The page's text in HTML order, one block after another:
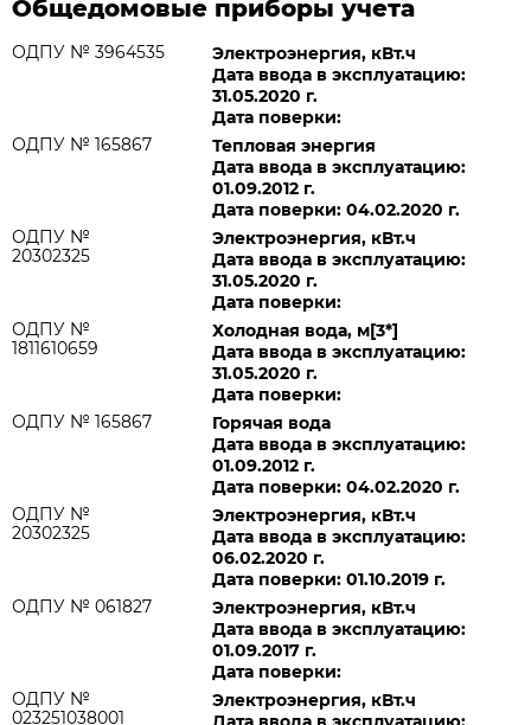
Общедомовые приборы учета
ОДПУ № 3964535
Электроэнергия, кВт.ч
Дата ввода в эксплуатацию:
31.05.2020 г.
Дата поверки:
ОДПУ № 165867
Тепловая энергия
Дата ввода в эксплуатацию:
01.09.2012 г.
Дата поверки: 04.02.2020 г.
ОДПУ №
20302325
Электроэнергия, кВт.ч
Дата ввода в эксплуатацию:
31.05.2020 г.
Дата поверки:
ОДПУ №
1811610659
Холодная вода, м[3*]
Дата ввода в эксплуатацию:
31.05.2020 г.
Дата поверки:
ОДПУ № 165867
Горячая вода
Дата ввода в эксплуатацию:
01.09.2012 г.
Дата поверки: 04.02.2020 г.
ОДПУ №
20302325
Электроэнергия, кВт.ч
Дата ввода в эксплуатацию:
06.02.2020 г.
Дата поверки: 01.10.2019 г.
ОДПУ № 061827
Электроэнергия, кВт.ч
Дата ввода в эксплуатацию:
01.09.2017 г.
Дата поверки:
ОДПУ №
023251038001
Электроэнергия, кВт.ч